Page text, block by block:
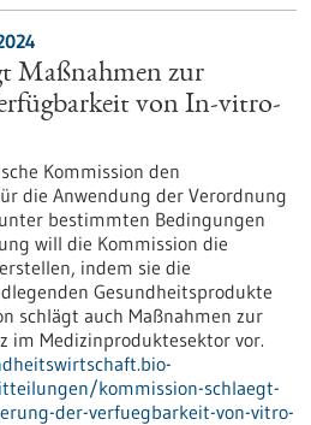
Maßnahmen zur
von In-vitro-
Kommission den
die Anwendung der Verordnung
bestimmten Bedingungen
will die Kommission die
indem sie die
Gesundheitsprodukte
schlägt auch Maßnahmen zur
im Medizinproduktesektor vor.
kommission-schlaegt-
der-verfuegbarkeit-von-vitro-